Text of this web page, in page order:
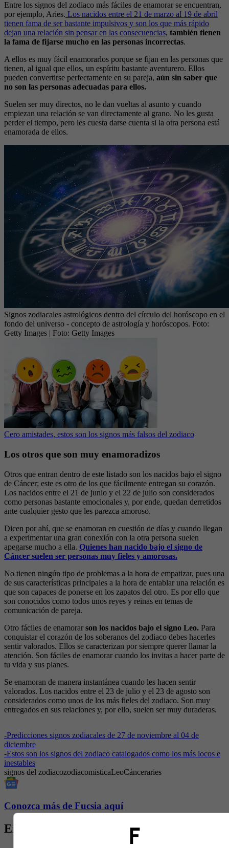
Entre los signos del zodiaco más fáciles de enamorar se encuentran,
por ejemplo, Aries. Los nacidos entre el 21 de marzo al 19 de abril
tienen fama de ser bastante impulsivos y son los que más rápido
dejan una relación sin pensar en las consecuencias, también tienen
la fama de fijarse mucho en las personas incorrectas.
A ellos es muy fácil enamorarlos porque se fijan en las personas que
tienen, al igual que ellos, un espíritu bastante aventurero. Ellos
pueden convertirse perfectamente en su pareja, aún sin saber que
no son las personas adecuadas para ellos.
Suelen ser muy directos, no le dan vueltas al asunto y cuando
empiezan una relación se van directamente al grano. No les gusta
perder el tiempo, pero les cuesta darse cuenta si la otra persona está
enamorada de ellos.
Signos zodiacales astrológicos dentro del círculo del horóscopo en el
fondo del universo - concepto de astrología y horóscopos. Foto:
Getty Images | Foto: Getty Images
Cero amistades, estos son los signos más falsos del zodiaco
Los otros que son muy enamoradizos
Otros que entran dentro de este listado son los nacidos bajo el signo
de Cáncer; este es otro de los que fácilmente entregan su corazón.
Los nacidos entre el 21 de junio y el 22 de julio son considerados
como personas bastante emocionales y, por ende, quedan derretidos
ante cualquier gesto que les parezca amoroso.
Dicen por ahí, que se enamoran en cuestión de días y cuando llegan
a experimentar una gran conexión con la otra persona suelen
apegarse mucho a ella. Quienes han nacido bajo el signo de
Cáncer suelen ser personas muy fieles y amorosas.
No tienen ningún tipo de problemas a la hora de empatizar, pues una
de sus características principales a la hora de entablar una relación es
que son capaces de ponerse en los zapatos del otro. Es por ello que
son conocidos como todos unos reyes y reinas en temas de
comunicación de pareja.
Otro fáciles de enamorar son los nacidos bajo el signo Leo. Para
conquistar el corazón de los soberanos del zodiaco debes hacerles
sentir valorados. Ellos se caracterizan por siempre querer llamar la
atención. Son fáciles de enamorar cuando los invitas a hacer parte de
tu vida y sus planes.
Se enamoran de manera instantánea cuando les hacen sentir
valorados. Los nacidos entre el 23 de julio y el 23 de agosto son
considerados como unos de los más fieles del zodiaco. Son muy
entregados en sus relaciones y, por ello, suelen ser muy duraderas.
-Predicciones signos zodiacales de 27 de noviembre al 04 de
diciembre
-Estos son los signos del zodiaco catalogados como los más locos e
inestables
signos del zodiacozodiacomisticaLeoCánceraries
Conozca más de Fucsia aquí
Entradas relacionadas